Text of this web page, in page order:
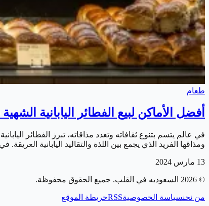
طعام
أفضل الأماكن لبيع الفطائر اليابانية
في عالم يتسم بتنوع ثقافاته وتعدد مذاقاته، تبرز الفطائر
ومذاقها الفريد الذي يجمع بين اللذة والتقاليد اليابانية
13 مارس 2024
©
2026 السعوديه في القلب. جميع الحقوق محفوظة.
من نحنسياسة الخصوصيةRSSخريطة الموقع